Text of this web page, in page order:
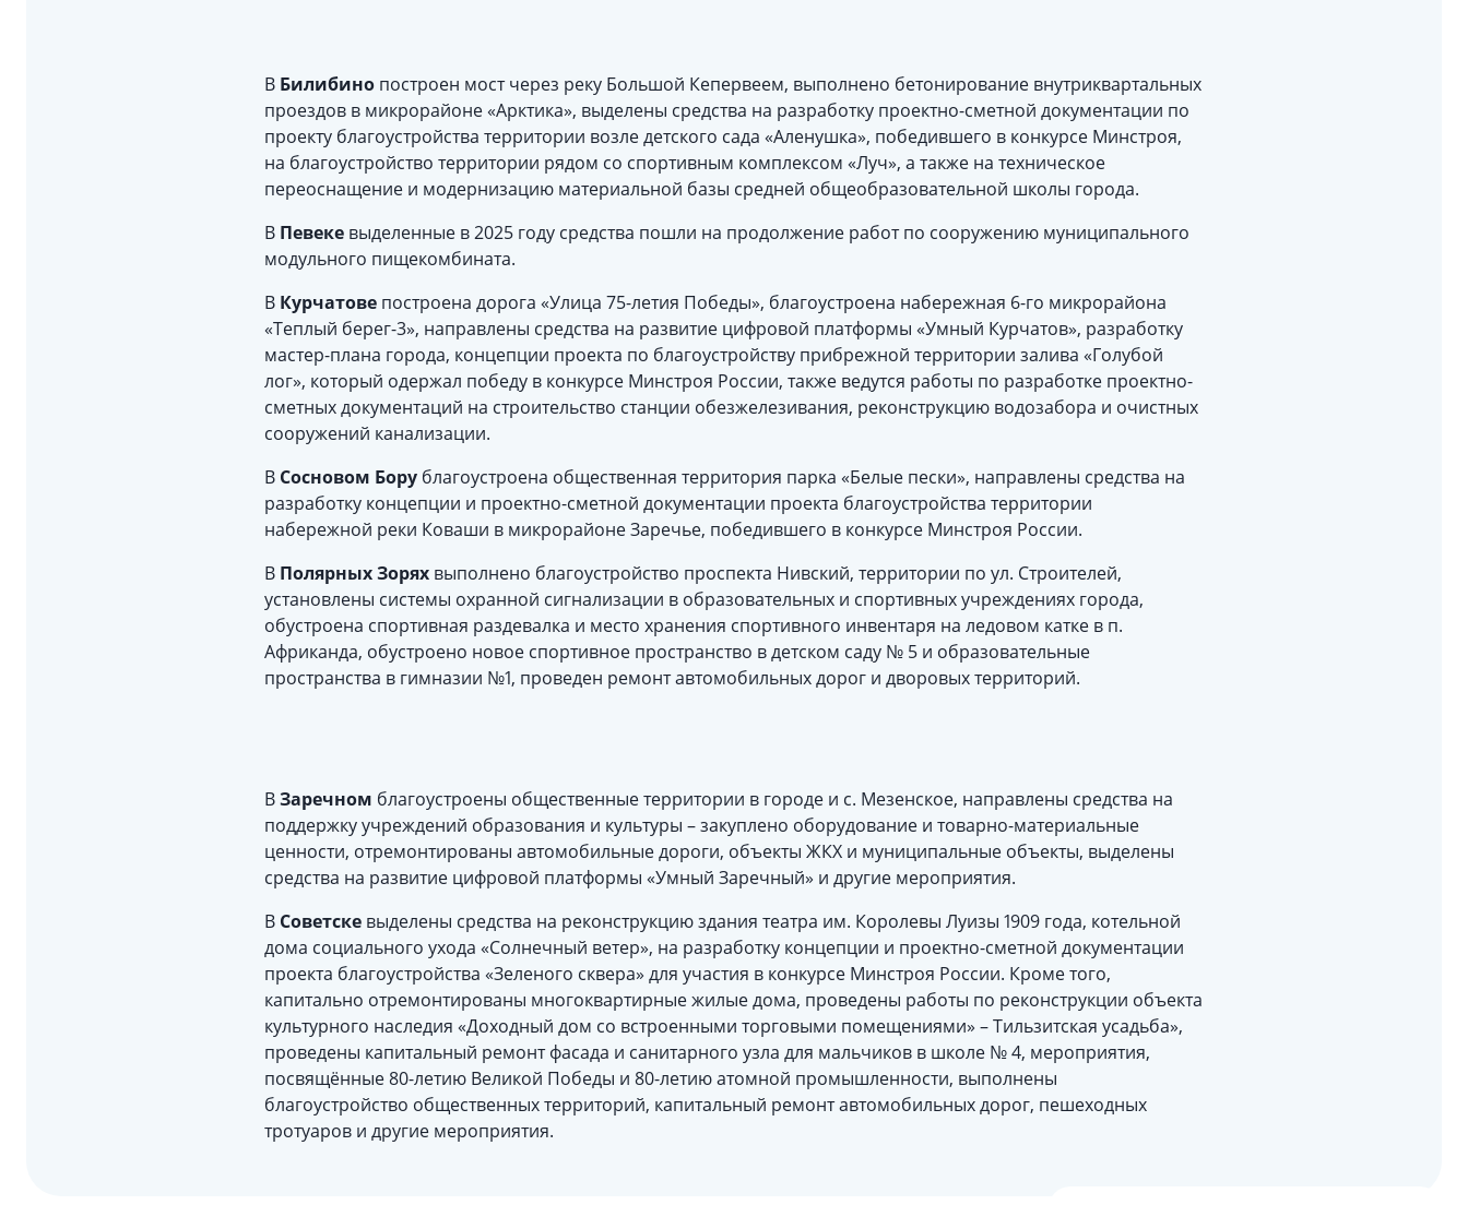
В Билибино построен мост через реку Большой Кепервеем, выполнено бетонирование внутриквартальных
проездов в микрорайоне «Арктика», выделены средства на разработку проектно-сметной документации по
проекту благоустройства территории возле детского сада «Аленушка», победившего в конкурсе Минстроя,
на благоустройство территории рядом со спортивным комплексом «Луч», а также на техническое
переоснащение и модернизацию материальной базы средней общеобразовательной школы города.
В Певеке выделенные в 2025 году средства пошли на продолжение работ по сооружению муниципального
модульного пищекомбината.
В Курчатове построена дорога «Улица 75-летия Победы», благоустроена набережная 6-го микрорайона
«Теплый берег-3», направлены средства на развитие цифровой платформы «Умный Курчатов», разработку
мастер-плана города, концепции проекта по благоустройству прибрежной территории залива «Голубой
лог», который одержал победу в конкурсе Минстроя России, также ведутся работы по разработке проектно-
сметных документаций на строительство станции обезжелезивания, реконструкцию водозабора и очистных
сооружений канализации.
В Сосновом Бору благоустроена общественная территория парка «Белые пески», направлены средства на
разработку концепции и проектно-сметной документации проекта благоустройства территории
набережной реки Коваши в микрорайоне Заречье, победившего в конкурсе Минстроя России.
В Полярных Зорях выполнено благоустройство проспекта Нивский, территории по ул. Строителей,
установлены системы охранной сигнализации в образовательных и спортивных учреждениях города,
обустроена спортивная раздевалка и место хранения спортивного инвентаря на ледовом катке в п.
Африканда, обустроено новое спортивное пространство в детском саду № 5 и образовательные
пространства в гимназии №1, проведен ремонт автомобильных дорог и дворовых территорий.
ВЗаречном благоустроены общественные территории в городе и с. Мезенское, направлены средства на
поддержку учреждений образования и культуры – закуплено оборудование и товарно-материальные
ценности, отремонтированы автомобильные дороги, объекты ЖКХ и муниципальные объекты, выделены
средства на развитие цифровой платформы «Умный Заречный» и другие мероприятия.
В Советске выделены средства на реконструкцию здания театра им. Королевы Луизы 1909 года, котельной
дома социального ухода «Солнечный ветер», на разработку концепции и проектно-сметной документации
проекта благоустройства «Зеленого сквера» для участия в конкурсе Минстроя России. Кроме того,
капитально отремонтированы многоквартирные жилые дома, проведены работы по реконструкции объекта
культурного наследия «Доходный дом со встроенными торговыми помещениями» – Тильзитская усадьба»,
проведены капитальный ремонт фасада и санитарного узла для мальчиков в школе № 4, мероприятия,
посвящённые 80-летию Великой Победы и 80-летию атомной промышленности, выполнены
благоустройство общественных территорий, капитальный ремонт автомобильных дорог, пешеходных
тротуаров и другие мероприятия.